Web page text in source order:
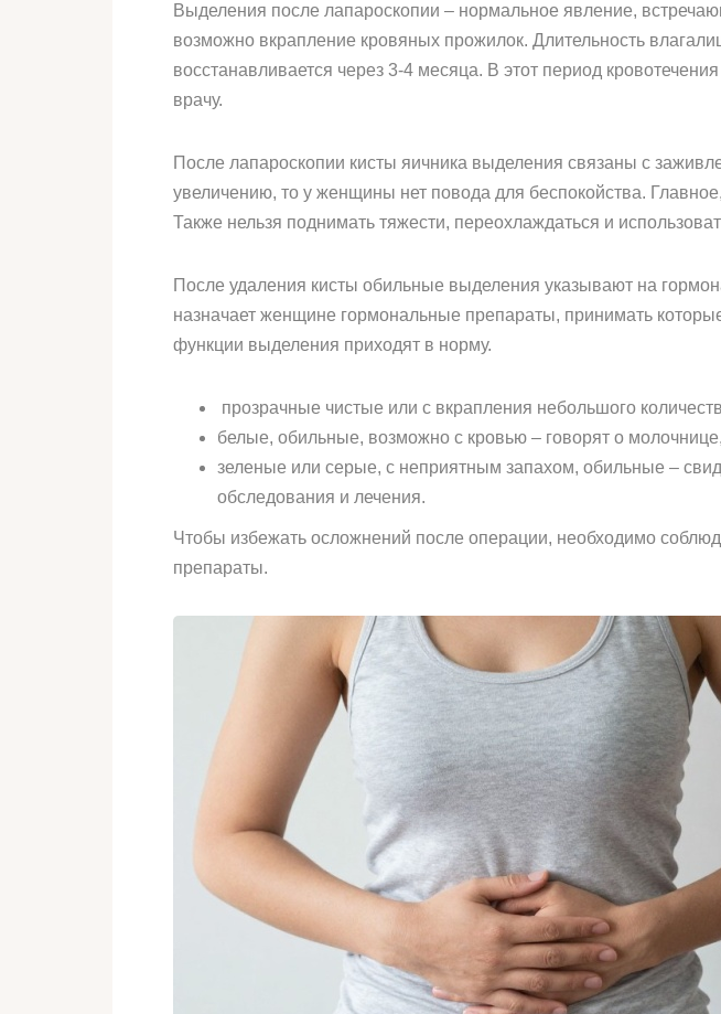
Выделения после лапароскопии – нормальное явление,
возможно вкрапление кровяных прожилок. Длительность
восстанавливается через 3-4 месяца. В этот период
врачу.
После лапароскопии кисты яичника выделения связаны с
увеличению, то у женщины нет повода для беспокойства.
Также нельзя поднимать тяжести, переохлаждаться и
После удаления кисты обильные выделения указывают на
назначает женщине гормональные препараты, принимать
функции выделения приходят в норму.
прозрачные чистые или с вкрапления небольшого
белые, обильные, возможно с кровью – говорят о
зеленые или серые, с неприятным запахом, обильные –
обследования и лечения.
Чтобы избежать осложнений после операции, необходимо
препараты.